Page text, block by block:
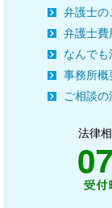
弁護士の
弁護士費
なんでも
事務所概
ご相談の
法律